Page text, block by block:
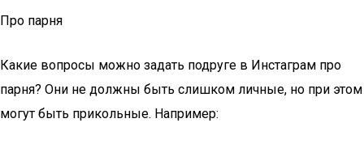
Про парня
Какие вопросы можно задать подруге в Инстаграм про
парня? Они не должны быть слишком личные, но при этом
могут быть прикольные. Например: